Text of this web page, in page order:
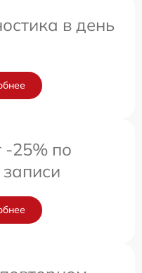
в день
-25% по